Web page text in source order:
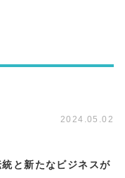
2024.05.02
と新たなビジネスが